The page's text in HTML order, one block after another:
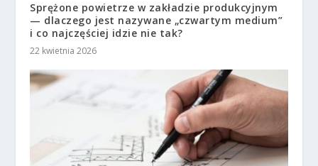
Sprężone powietrze w zakładzie produkcyjnym
— dlaczego jest nazywane „czwartym medium”
i co najczęściej idzie nie tak?
22 kwietnia 2026